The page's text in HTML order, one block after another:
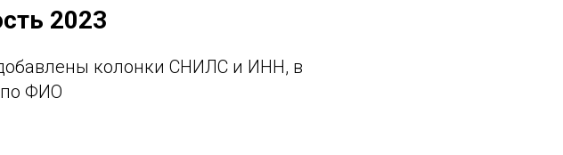
2023
колонки СНИЛС и ИНН, в
по ФИО